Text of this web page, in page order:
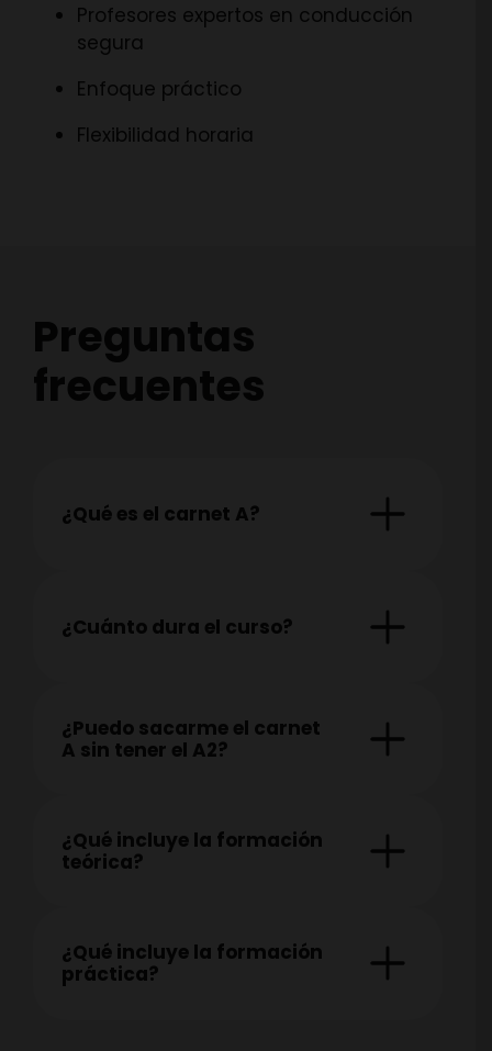
Profesores expertos en conducción
segura
Enfoque práctico
Flexibilidad horaria
Preguntas
frecuentes
¿Qué es el carnet A?
¿Cuánto dura el curso?
¿Puedo sacarme el carnet
A sin tener el A2?
¿Qué incluye la formación
teórica?
¿Qué incluye la formación
práctica?